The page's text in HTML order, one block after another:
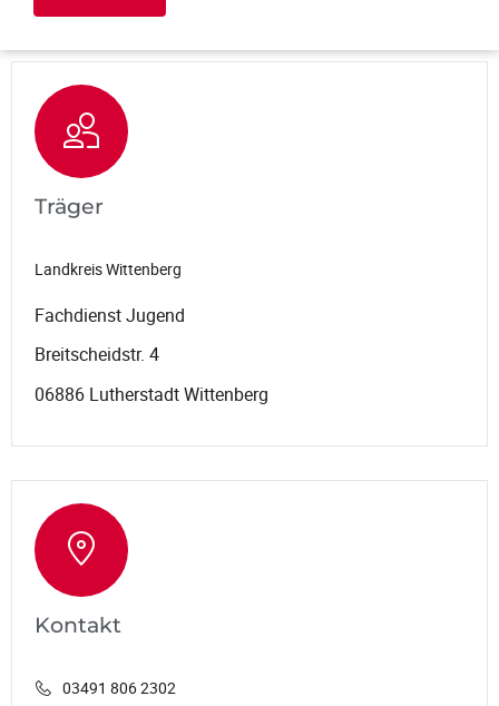
Träger
Landkreis Wittenberg
Fachdienst Jugend
Breitscheidstr. 4
06886 Lutherstadt Wittenberg
Kontakt
03491 806 2302